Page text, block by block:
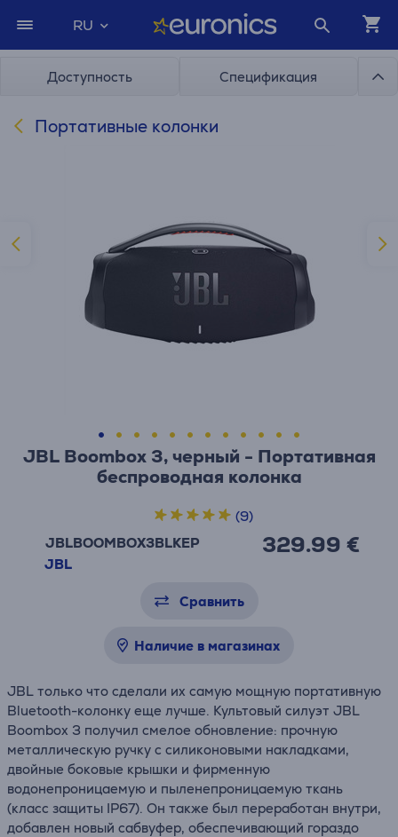
RU
Доступность Спецификация
Портативные колонки
JBL Boombox 3, черный - Портативная
беспроводная колонка
JBLBOOMBOX3BLKEP
JBL
329.99 €
(9)
Сравнить
Наличие в магазинах
JBL только что сделали их самую мощную портативную
Bluetooth-колонку еще лучше. Культовый силуэт JBL
Boombox 3 получил смелое обновление: прочную
металлическую ручку с силиконовыми накладками,
двойные боковые крышки и фирменную
водонепроницаемую и пыленепроницаемую ткань
(класс защиты IP67). Он также был переработан внутри,
добавлен новый сабвуфер, обеспечивающий гораздо